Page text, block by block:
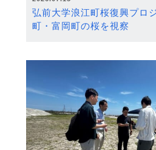
弘前大学浪江町桜復興プロ
町・富岡町の桜を視察